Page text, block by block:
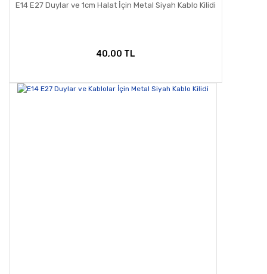
E14 E27 Duylar ve 1cm Halat İçin Metal Siyah Kablo Kilidi
40,00 TL